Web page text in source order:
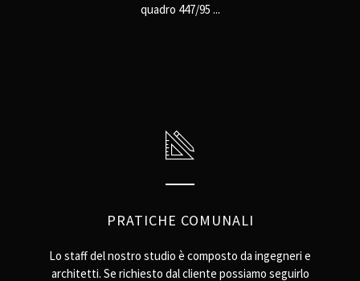
quadro 447/95 ...
PRATICHE COMUNALI
Lo staff del nostro studio è composto da ingegneri e
architetti. Se richiesto dal cliente possiamo seguirlo